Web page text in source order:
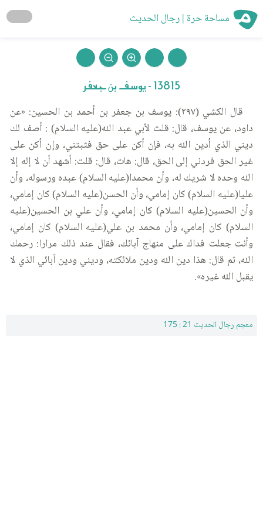
مساحة حرة | رجال الحديث
13815 - يوسف بن جعفر
قال الكشي (٢٩٧): يوسف بن جعفر بن أحمد بن الحسين: «عن
داود، عن يوسف، قال: قلت لأبي عبد الله(عليه السلام) : أصف لك
ديني الذي أدين الله به، فإن أكن على حق فثبتني، وإن أكن على
غير الحق فردني إلى الحق، قال: هات، قال: قلت: أشهد أن لا إله إلا
الله وحده لا شريك له، وأن محمدا(عليه السلام) عبده ورسوله، وأن
عليا(عليه السلام) كان إمامي، وأن الحسن(عليه السلام) كان إمامي،
وأن الحسين(عليه السلام) كان إمامي، وأن علي بن الحسين(عليه
السلام) كان إمامي، وأن محمد بن علي(عليه السلام) كان إمامي،
وأنت جعلت فداك على منهاج آبائك، فقال عند ذلك مرارا: رحمك
الله، ثم قال: هذا دين الله ودين ملائكته، وديني ودين آبائي الذي لا
يقبل الله غيره».
معجم رجال الحديث 21 : 175